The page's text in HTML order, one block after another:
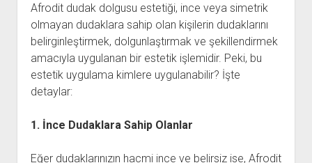
Afrodit dudak dolgusu estetiği, ince veya simetrik
olmayan dudaklara sahip olan kişilerin dudaklarını
belirginleştirmek, dolgunlaştırmak ve şekillendirmek
amacıyla uygulanan bir estetik işlemidir. Peki, bu
estetik uygulama kimlere uygulanabilir? İşte
detaylar:
1. İnce Dudaklara Sahip Olanlar
Eğer dudaklarınızın hacmi ince ve belirsiz ise, Afrodit